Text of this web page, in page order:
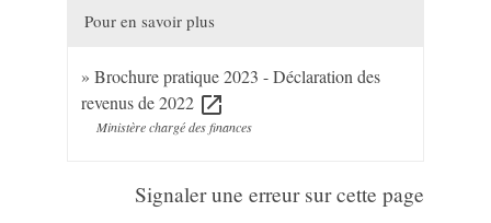
Pour en savoir plus
Brochure pratique 2023 - Déclaration des
revenus de 2022 open_in_new
Ministère chargé des finances
Signaler une erreur sur cette page